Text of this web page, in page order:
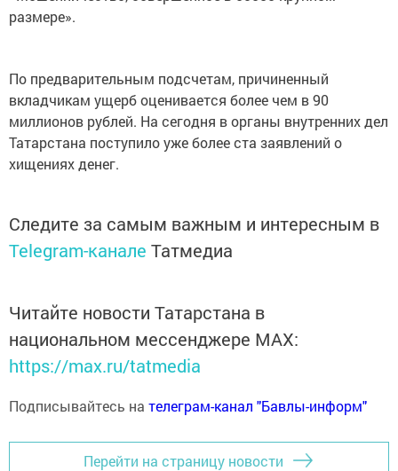
размере».
По предварительным подсчетам, причиненный
вкладчикам ущерб оценивается более чем в 90
миллионов рублей. На сегодня в органы внутренних дел
Татарстана поступило уже более ста заявлений о
хищениях денег.
Следите за самым важным и интересным в
Telegram-канале Татмедиа
Читайте новости Татарстана в
национальном мессенджере MАХ:
https://max.ru/tatmedia
Подписывайтесь на телеграм-канал "Бавлы-информ"
Перейти на страницу новости